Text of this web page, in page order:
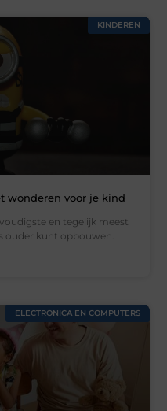
KINDEREN
wonderen voor je kind
en tegelijk meest
ouder kunt opbouwen.
ELECTRONICA EN COMPUTERS